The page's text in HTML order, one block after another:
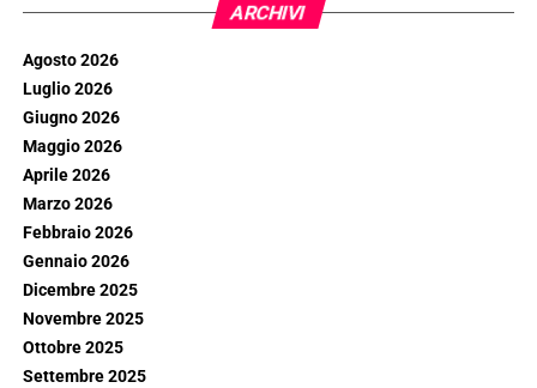
ARCHIVI
Agosto 2026
Luglio 2026
Giugno 2026
Maggio 2026
Aprile 2026
Marzo 2026
Febbraio 2026
Gennaio 2026
Dicembre 2025
Novembre 2025
Ottobre 2025
Settembre 2025